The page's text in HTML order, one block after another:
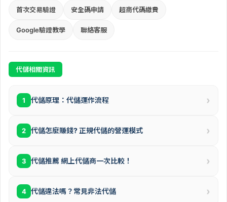
首次交易驗證 安全碼申請 超商代碼繳費
Google驗證教學 聯絡客服
代儲相關資訊
1 代儲原理：代儲運作流程 ›
2 代儲怎麼賺錢? 正規代儲的營運模式 ›
3 代儲推薦 網上代儲商一次比較！ ›
4 代儲違法嗎？常見非法代儲 ›